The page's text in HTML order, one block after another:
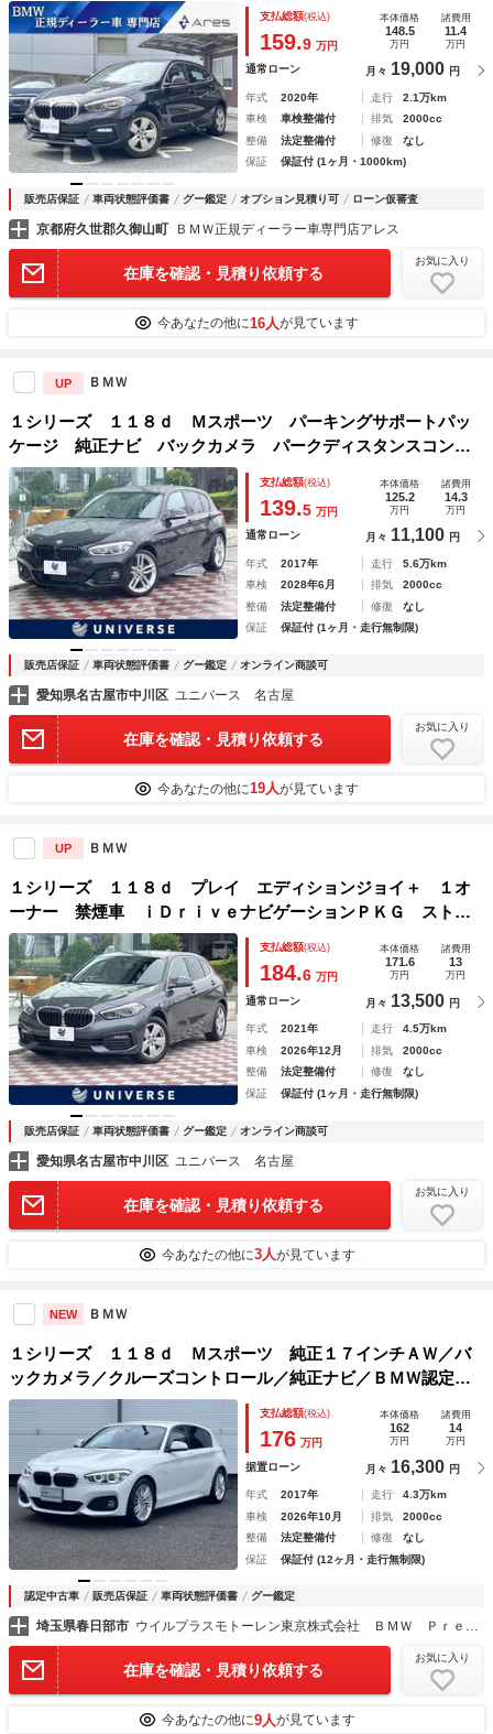
クルーズコントロール パーキングアシスト 電動リヤゲー
ト ＬＥＤヘッドライト スマートキー 純正アルミホイール
支払総額(税込)
159.9 万円
本体価格
148.5
万円
諸費用
11.4
万円
通常ローン 月々 19,000 円
年式 2020年 走行
2.1万km
車検
車検整備付 排気
2000cc
整備
法定整備付 修復
なし
保証
保証付 (1ヶ月・1000km)
販売店保証 車両状態評価書 グー鑑定 オプション見積り可 ローン仮審査
京都府久世郡久御山町 ＢＭＷ正規ディーラー車専門店アレス
在庫を確認・見積り依頼する
お気に入り
今あなたの他に16人が見ています
UP ＢＭＷ
１シリーズ １１８ｄ Ｍスポーツ パーキングサポートパッ
ケージ 純正ナビ バックカメラ パークディスタンスコント
ロール スポーツモード Ｍスポーツサスペンション アルカ
ンターラコンビシート クルーズコントロール オートエアコ
ン
支払総額(税込)
139.5 万円
本体価格
125.2
万円
諸費用
14.3
万円
通常ローン 月々 11,100 円
年式 2017年 走行
5.6万km
車検
2028年6月 排気
2000cc
整備
法定整備付 修復
なし
保証
保証付 (1ヶ月・走行無制限)
販売店保証 車両状態評価書 グー鑑定 オンライン商談可
愛知県名古屋市中川区 ユニバース 名古屋
在庫を確認・見積り依頼する
お気に入り
今あなたの他に19人が見ています
UP ＢＭＷ
１シリーズ １１８ｄ プレイ エディションジョイ＋ １オ
ーナー 禁煙車 ｉＤｒｉｖｅナビゲーションＰＫＧ ストレ
ージＰＫＧ リアビューカメラ アクティブクルコン 衝突軽
減 純正１６インチＡＷ ＬＥＤヘッド オートハイビーム
パワーバックドア ＥＴＣ
支払総額(税込)
184.6 万円
本体価格
171.6
万円
諸費用
13
万円
通常ローン 月々 13,500 円
年式 2021年 走行
4.5万km
車検
2026年12月 排気
2000cc
整備
法定整備付 修復
なし
保証
保証付 (1ヶ月・走行無制限)
販売店保証 車両状態評価書 グー鑑定 オンライン商談可
愛知県名古屋市中川区 ユニバース 名古屋
在庫を確認・見積り依頼する
お気に入り
今あなたの他に3人が見ています
NEW ＢＭＷ
１シリーズ １１８ｄ Ｍスポーツ 純正１７インチＡＷ／バ
ックカメラ／クルーズコントロール／純正ナビ／ＢＭＷ認定中
古車保証
支払総額(税込)
176 万円
本体価格
162
万円
諸費用
14
万円
据置ローン 月々 16,300 円
年式 2017年 走行
4.3万km
車検
2026年10月 排気
2000cc
整備
法定整備付 修復
なし
保証
保証付 (12ヶ月・走行無制限)
認定中古車 販売店保証 車両状態評価書 グー鑑定
埼玉県春日部市 ウイルプラスモトーレン東京株式会社 ＢＭＷ Ｐｒｅｍｉｕｍ Ｓｅｌｅｃｔｉｏｎ 春日部
在庫を確認・見積り依頼する
お気に入り
今あなたの他に9人が見ています